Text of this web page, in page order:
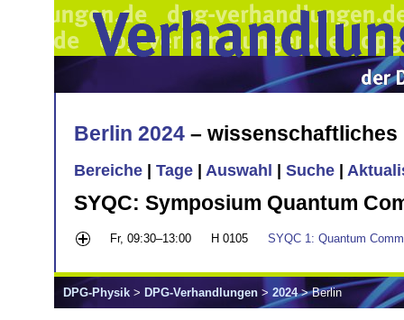
Berlin 2024 – wissenschaftliches
Bereiche Tage Auswahl Suche
SYQC: Symposium Quantum
Fr, 09:30–13:00 H 0105 SYQC 1: Quantum
DPG-Physik > DPG-Verhandlungen > 2024> Berlin